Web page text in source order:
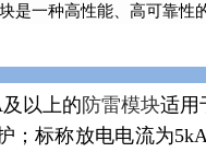
是一种高性能、高可靠
用
及以上的 防雷模块适用
；标称放电电流为